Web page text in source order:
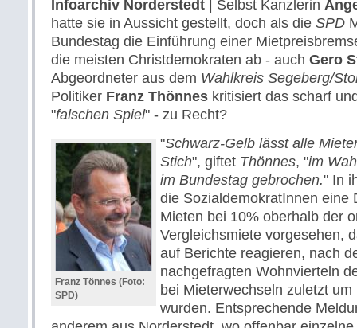
Infoarchiv Norderstedt | Selbst Kanzlerin
hatte sie in Aussicht gestellt, doch als die SPD
Bundestag die Einführung einer
die meisten Christdemokraten ab - auch Gero
Abgeordneter aus dem Wahlkreis Segeberg/
Politiker Franz Thönnes kritisiert das scharf
"falschen Spiel" - zu Recht?
Franz Tönnes (Foto:
SPD)
"Schwarz-Gelb lässt alle
Stich", giftet Thönnes, "im
im Bundestag gebrochen." In
die SozialdemokratInnen eine
Mieten bei 10% oberhalb der
Vergleichsmiete vorgesehen,
auf Berichte reagieren, nach
nachgefragten Wohnvierteln
bei Mieterwechseln zuletzt
wurden. Entsprechende